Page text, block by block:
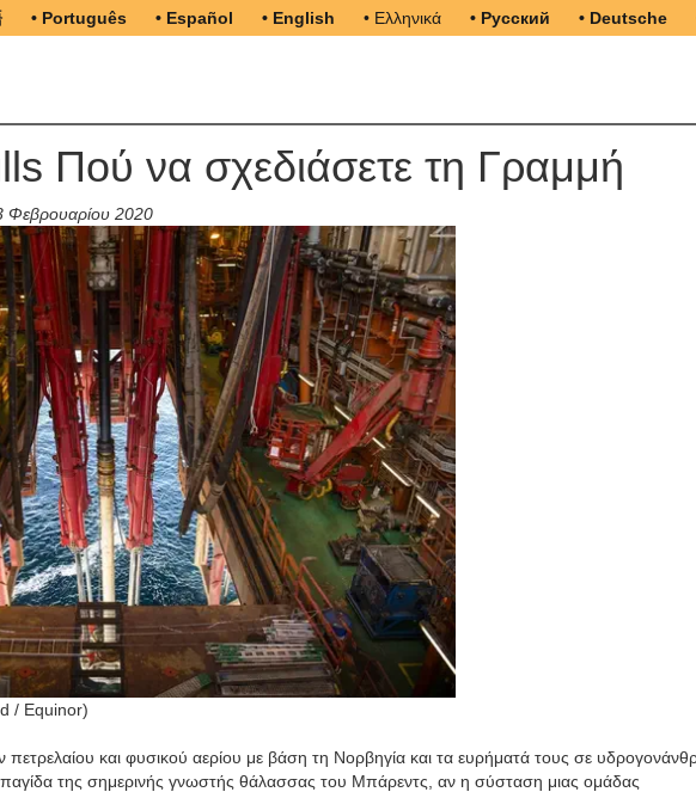
• Português • Español • English • Ελληνικά • Русский • Deutsche
Πού να σχεδιάσετε τη Γραμμή
Φεβρουαρίου 2020
/ Equinor)
πετρελαίου και φυσικού αερίου με βάση τη Νορβηγία και τα ευρήματά τους σε
παγίδα της σημερινής γνωστής θάλασσας του Μπάρεντς, αν η σύσταση μιας ομάδας